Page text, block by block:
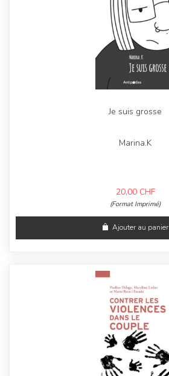
Je suis grosse
Marina.K
20,00 CHF
(Format Imprimé)
Ajouter au panier